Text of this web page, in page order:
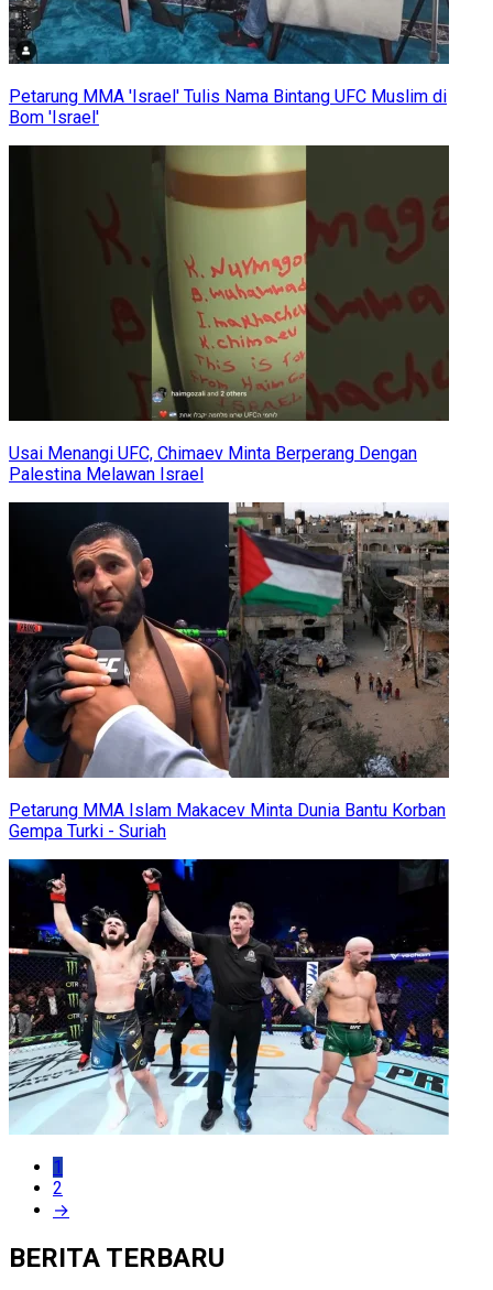
Petarung MMA 'Israel' Tulis Nama Bintang UFC Muslim di
Bom 'Israel'
Usai Menangi UFC, Chimaev Minta Berperang Dengan
Palestina Melawan Israel
Petarung MMA Islam Makacev Minta Dunia Bantu Korban
Gempa Turki - Suriah
1
2
→
BERITA TERBARU